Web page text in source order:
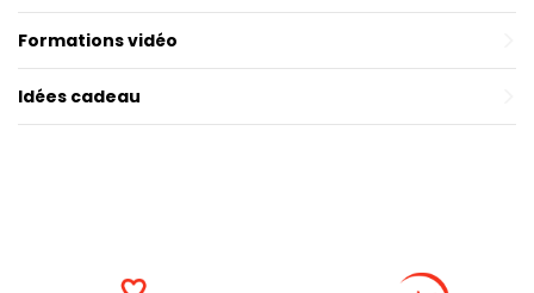
Formations vidéo
Idées cadeau